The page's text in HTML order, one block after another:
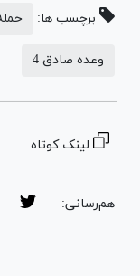
برچسب ها:
وعده صادق 4
لینک کوتاه
هم‌رسانی: